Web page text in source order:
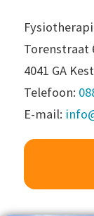
Torenstraat
4041 GA
Telefoon:
E-mail: